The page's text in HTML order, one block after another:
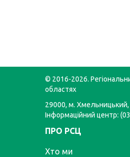
© 2016-2026.
областях
29000, м.
Інформаційний центр:
ПРО РСЦ
Хто ми